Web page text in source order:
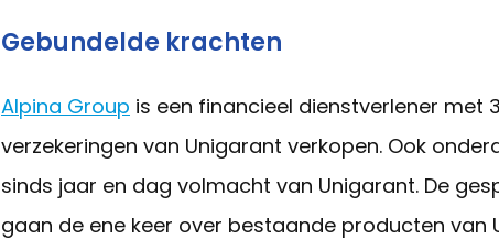
Gebundelde krachten
Alpina Group is een financieel dienstverlener met
verzekeringen van Unigarant verkopen. Ook
sinds jaar en dag volmacht van Unigarant. De
gaan de ene keer over bestaande producten van